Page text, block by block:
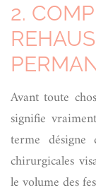
2.
Avant toute
signifie
terme désigne
chirurgicales
le volume des